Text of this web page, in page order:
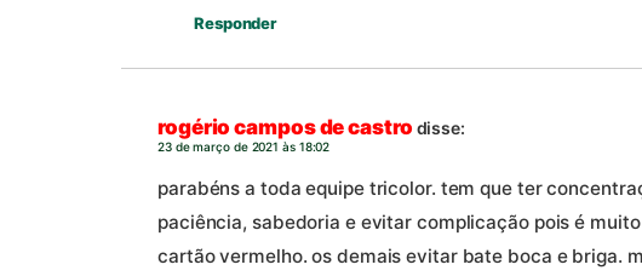
Responder
rogério campos de castro disse:
23 de março de 2021 às 18:02
parabéns a toda equipe tricolor. tem que ter
paciência, sabedoria e evitar complicação pois é
cartão vermelho. os demais evitar bate boca e briga.